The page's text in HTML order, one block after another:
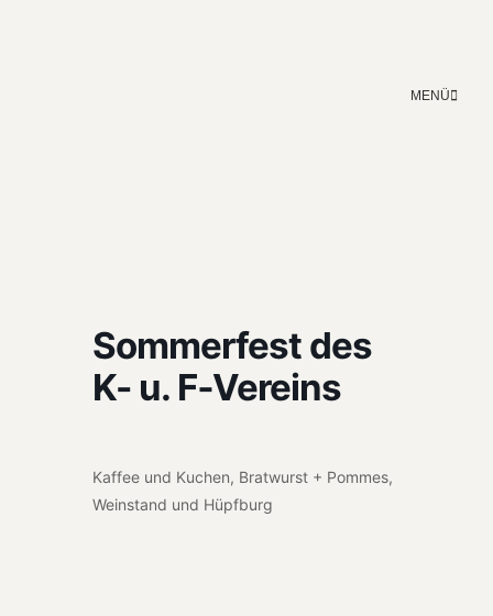
MENÜ
Sommerfest des
K- u. F‑Vereins
Kaf­fee und Kuchen, Bratwurst + Pommes,
Wein­stand und Hüpf­burg